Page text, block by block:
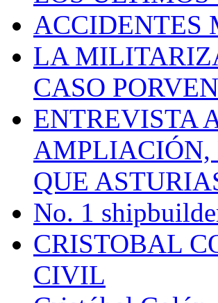
ACCIDENTES
LA
CASO
ENTREVISTA
AMPLIACIÓN,
QUE
No. 1
CRISTOBAL
CIVIL